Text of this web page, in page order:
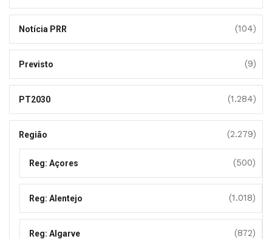
Notícia PRR (104)
Previsto (9)
PT2030 (1.284)
Região (2.279)
Reg: Açores (500)
Reg: Alentejo (1.018)
Reg: Algarve (872)